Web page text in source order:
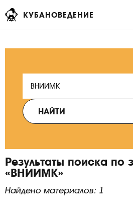
КУБАНОВЕДЕНИЕ
НАЙТИ
Результаты поиска по
«ВНИИМК»
Найдено материалов: 1